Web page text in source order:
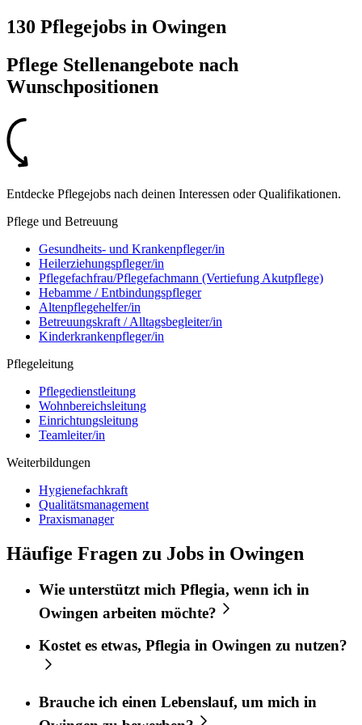
130 Pflegejobs in Owingen
Pflege Stellenangebote nach
Wunschpositionen
Entdecke Pflegejobs nach deinen Interessen oder Qualifikationen.
Pflege und Betreuung
Gesundheits- und Krankenpfleger/in
Heilerziehungspfleger/in
Pflegefachfrau/Pflegefachmann (Vertiefung Akutpflege)
Hebamme / Entbindungspfleger
Altenpflegehelfer/in
Betreuungskraft / Alltagsbegleiter/in
Kinderkrankenpfleger/in
Pflegeleitung
Pflegedienstleitung
Wohnbereichsleitung
Einrichtungsleitung
Teamleiter/in
Weiterbildungen
Hygienefachkraft
Qualitätsmanagement
Praxismanager
Häufige Fragen zu Jobs in Owingen
Wie unterstützt mich Pflegia, wenn ich in
Owingen arbeiten möchte?
Kostet es etwas, Pflegia in Owingen zu nutzen?
Brauche ich einen Lebenslauf, um mich in